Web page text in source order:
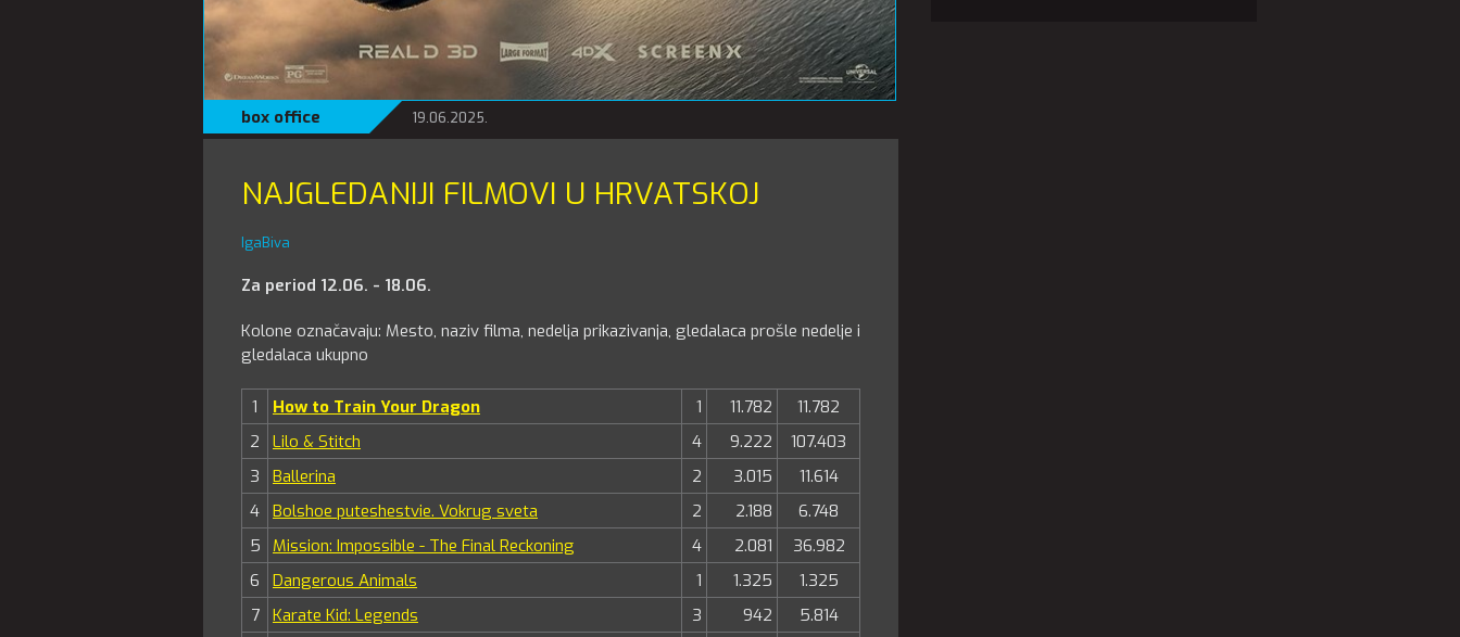
box office 19.06.2025.
NAJGLEDANIJI FILMOVI U HRVATSKOJ
IgaBiva
Za period 12.06. - 18.06.
Kolone označavaju: Mesto, naziv filma, nedelja prikazivanja, gledalaca prošle nedelje i
gledalaca ukupno
1 How to Train Your Dragon 1 11.782
11.782
2
Lilo & Stitch 4 9.222
107.403
3
Ballerina 2 3.015
11.614
4 Bolshoe puteshestvie. Vokrug sveta 2 2.188
6.748
5
Mission: Impossible - The Final Reckoning 4 2.081
36.982
6
Dangerous Animals 1 1.325
1.325
7
Karate Kid: Legends 3 942
5.814